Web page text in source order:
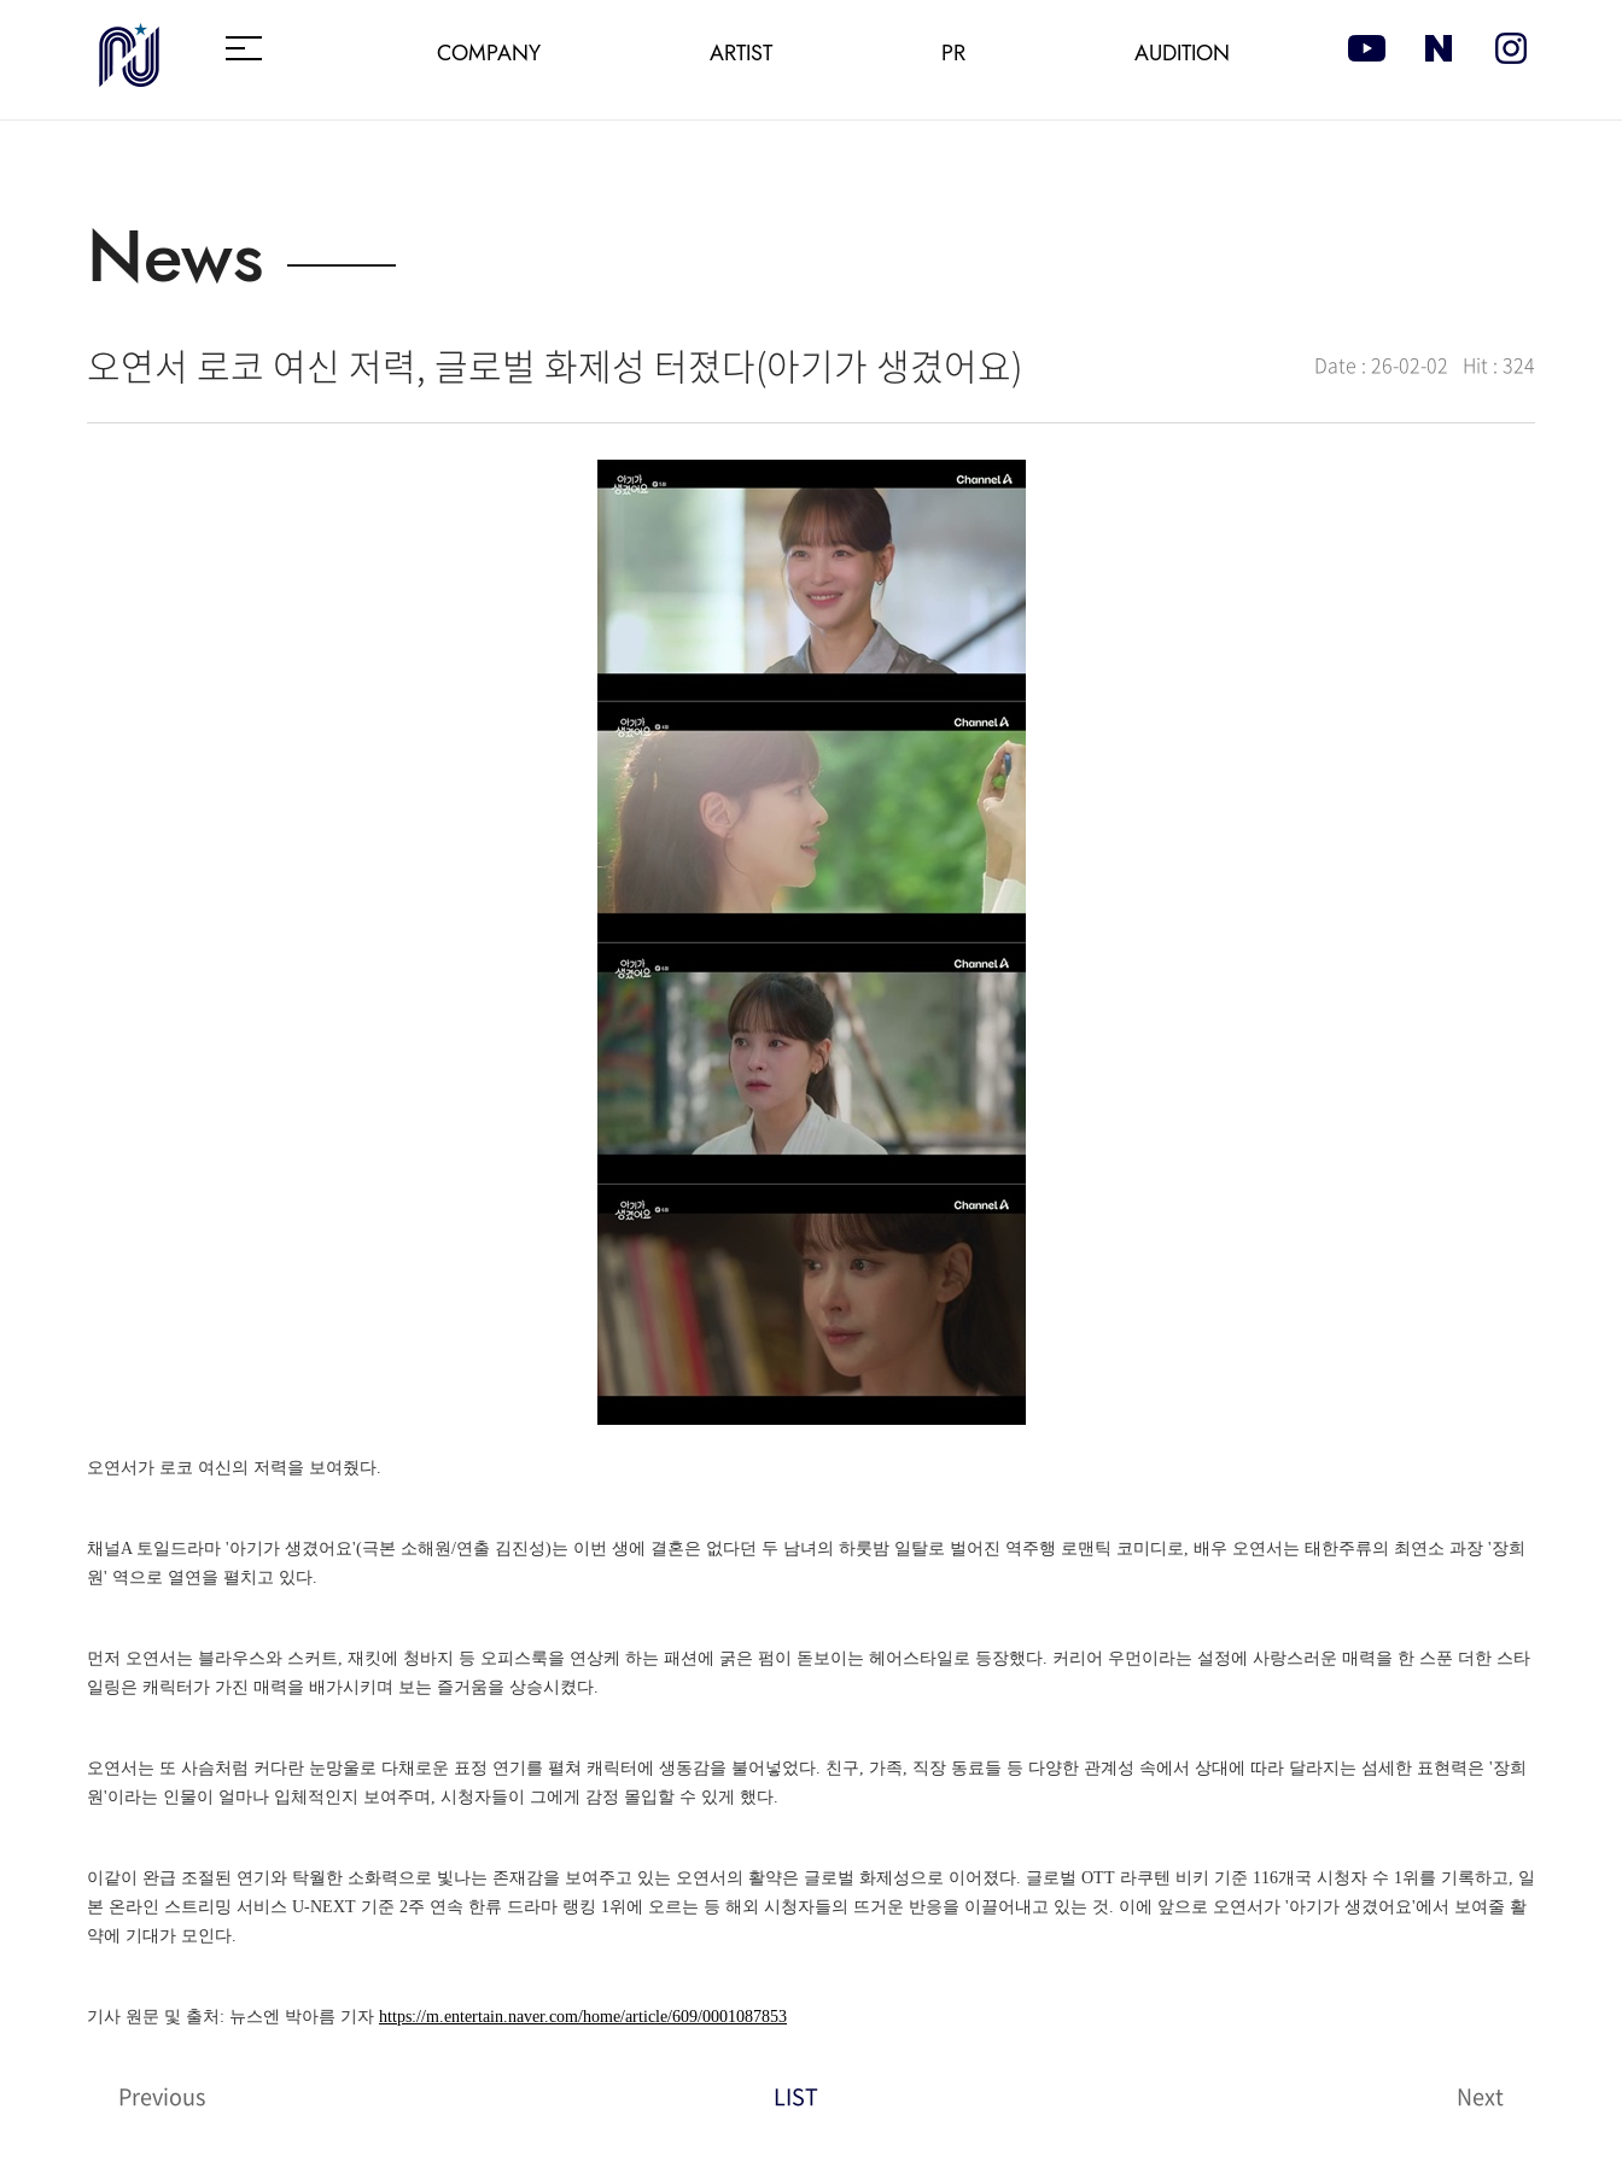
COMPANY ARTIST PR AUDITION
News
오연서 로코 여신 저력, 글로벌 화제성 터졌다(아기가 생겼어요) Date : 26-02-02 Hit : 324
오연서가 로코 여신의 저력을 보여줬다.
채널A 토일드라마 '아기가 생겼어요'(극본 소해원/연출 김진성)는 이번 생에 결혼은 없다던 두 남녀의 하룻밤 일탈로 벌어진 역주행 로맨틱 코미디로, 배우 오연서는 태한주류의 최연소 과장 '장희
원' 역으로 열연을 펼치고 있다.
먼저 오연서는 블라우스와 스커트, 재킷에 청바지 등 오피스룩을 연상케 하는 패션에 굵은 펌이 돋보이는 헤어스타일로 등장했다. 커리어 우먼이라는 설정에 사랑스러운 매력을 한 스푼 더한 스타
일링은 캐릭터가 가진 매력을 배가시키며 보는 즐거움을 상승시켰다.
오연서는 또 사슴처럼 커다란 눈망울로 다채로운 표정 연기를 펼쳐 캐릭터에 생동감을 불어넣었다. 친구, 가족, 직장 동료들 등 다양한 관계성 속에서 상대에 따라 달라지는 섬세한 표현력은 '장희
원'이라는 인물이 얼마나 입체적인지 보여주며, 시청자들이 그에게 감정 몰입할 수 있게 했다.
이같이 완급 조절된 연기와 탁월한 소화력으로 빛나는 존재감을 보여주고 있는 오연서의 활약은 글로벌 화제성으로 이어졌다. 글로벌 OTT 라쿠텐 비키 기준 116개국 시청자 수 1위를 기록하고, 일
본 온라인 스트리밍 서비스 U-NEXT 기준 2주 연속 한류 드라마 랭킹 1위에 오르는 등 해외 시청자들의 뜨거운 반응을 이끌어내고 있는 것. 이에 앞으로 오연서가 '아기가 생겼어요'에서 보여줄 활
약에 기대가 모인다.
기사 원문 및 출처: 뉴스엔 박아름 기자 https://m.entertain.naver.com/home/article/609/0001087853
Previous LIST Next